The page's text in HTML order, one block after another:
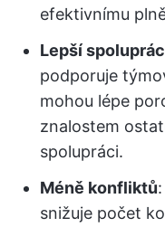
efektivnímu
Lepší
podporuje
mohou lépe
znalostem
spolupráci.
Méně konfliktů
snižuje počet